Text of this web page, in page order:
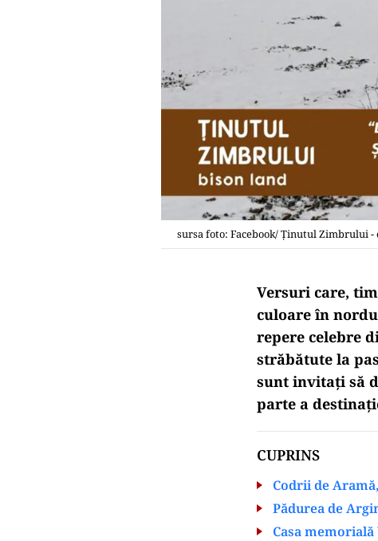
sursa foto: Facebook/ Ţinutul Zimbrului
Versuri care,
culoare în
repere celebre
străbătute la
sunt invitați să
parte a
CUPRINS
Codrii de
Pădurea de
Casa